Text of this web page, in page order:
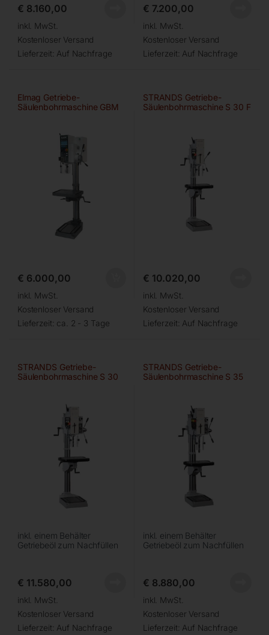
€ 8.160,00
inkl. MwSt.
Kostenloser Versand
Lieferzeit: Auf Nachfrage
€ 7.200,00
inkl. MwSt.
Kostenloser Versand
Lieferzeit: Auf Nachfrage
Elmag Getriebe-
Säulenbohrmaschine GBM
€ 6.000,00
inkl. MwSt.
Kostenloser Versand
Lieferzeit: ca. 2 - 3 Tage
STRANDS Getriebe-
Säulenbohrmaschine S 30 F
€ 10.020,00
inkl. MwSt.
Kostenloser Versand
Lieferzeit: Auf Nachfrage
STRANDS Getriebe-
Säulenbohrmaschine S 30
inkl. einem Behälter
Getriebeöl zum Nachfüllen
€ 11.580,00
inkl. MwSt.
Kostenloser Versand
Lieferzeit: Auf Nachfrage
STRANDS Getriebe-
Säulenbohrmaschine S 35
inkl. einem Behälter
Getriebeöl zum Nachfüllen
€ 8.880,00
inkl. MwSt.
Kostenloser Versand
Lieferzeit: Auf Nachfrage